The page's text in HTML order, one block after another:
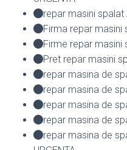
repar masini spalat
Firma repar masini
Firme repar masini
Pret repar masini
repar masina de
repar masina de
repar masina de
repar masina de
repar masina de